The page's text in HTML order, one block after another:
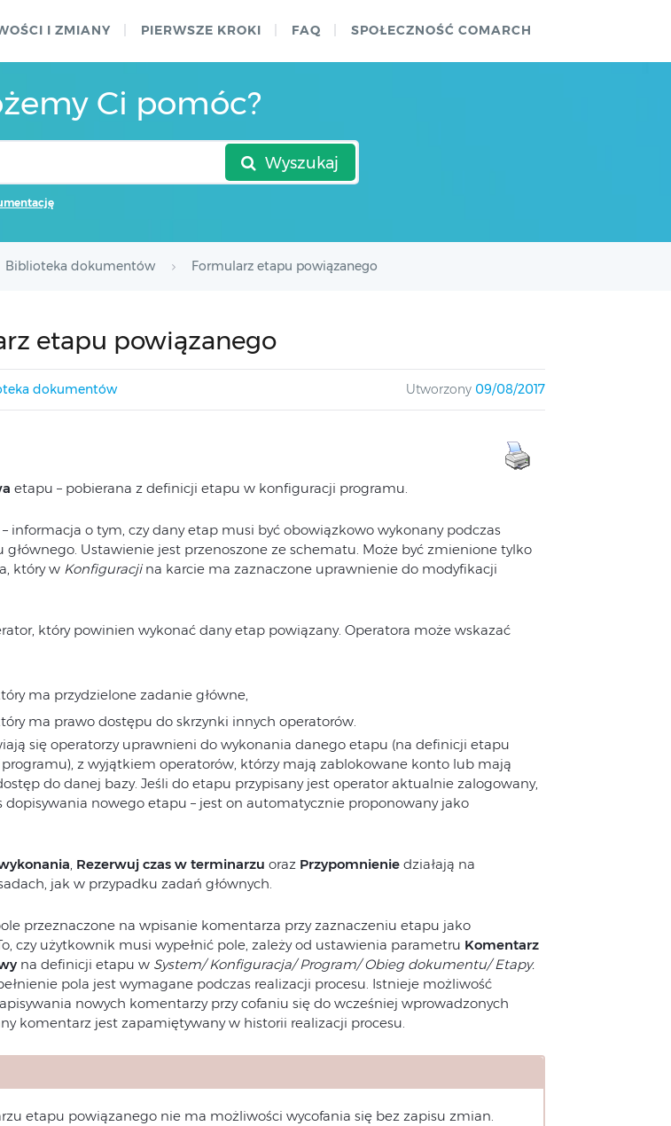
I ZMIANY PIERWSZE KROKI FAQ SPOŁECZNOŚĆ COMARCH
Ci pomóc?
Wyszukaj
Biblioteka dokumentów Formularz etapu powiązanego
etapu powiązanego
dokumentów Utworzony 09/08/2017
etapu – pobierana z definicji etapu w konfiguracji programu.
informacja o tym, czy dany etap musi być obowiązkowo wykonany podczas
głównego. Ustawienie jest przenoszone ze schematu. Może być zmienione tylko
który w Konfiguracjina karcie ma zaznaczone uprawnienie do modyfikacji
który powinien wykonać dany etap powiązany. Operatora może wskazać
ma przydzielone zadanie główne,
ma prawo dostępu do skrzynki innych operatorów.
się operatorzy uprawnieni do wykonania danego etapu (na definicji etapu
z wyjątkiem operatorów, którzy mają zablokowane konto lub mają
do danej bazy. Jeśli do etapu przypisany jest operator aktualnie zalogowany,
dopisywania nowego etapu – jest on automatycznie proponowany jako
, Rezerwuj czas w terminarzu oraz Przypomnieniedziałają na
jak w przypadku zadań głównych.
przeznaczone na wpisanie komentarza przy zaznaczeniu etapu jako
czy użytkownik musi wypełnić pole, zależy od ustawienia parametru Komentarz
na definicji etapu w System/ Konfiguracja/ Program/ Obieg dokumentu/ Etapy.
pola jest wymagane podczas realizacji procesu. Istnieje możliwość
nowych komentarzy przy cofaniu się do wcześniej wprowadzonych
komentarz jest zapamiętywany w historii realizacji procesu.
etapu powiązanego nie ma możliwości wycofania się bez zapisu zmian.